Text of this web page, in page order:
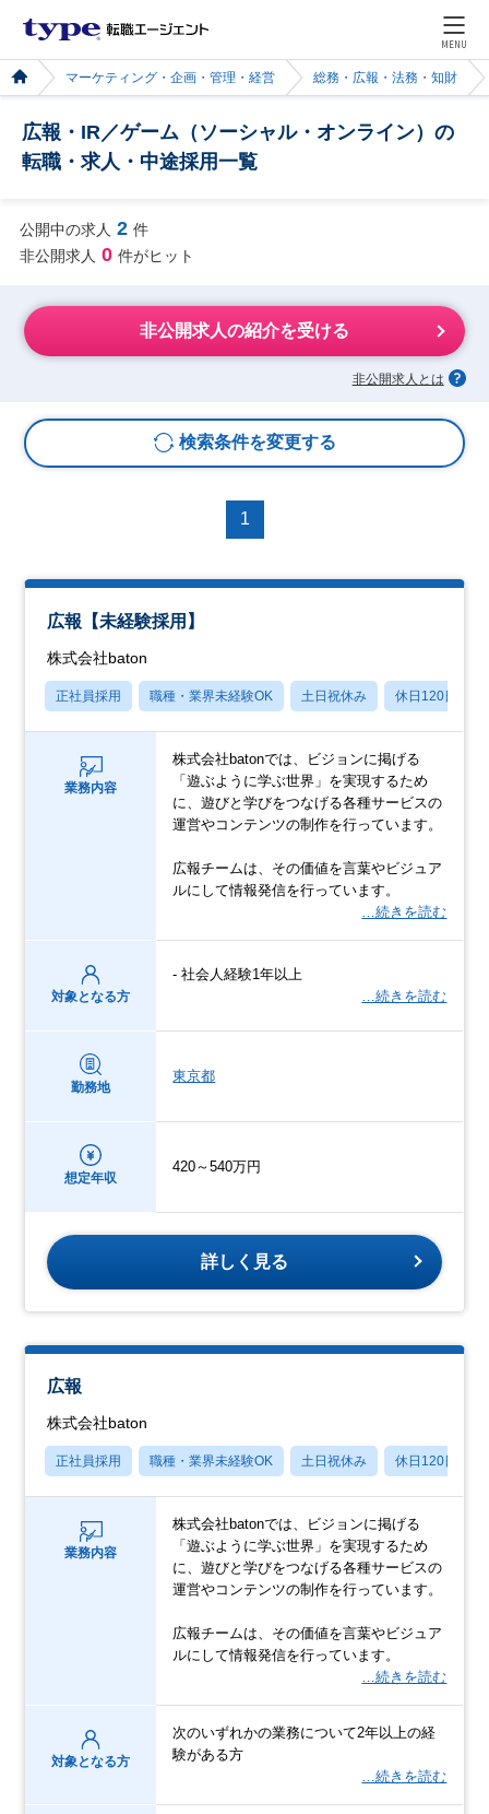
MENU
マーケティング・企画・管理・経営 総務・広報・法務・知財
広報・IR／ゲーム（ソーシャル・オンライン）の
転職・求人・中途採用一覧
公開中の求人 2 件
非公開求人 0 件がヒット
非公開求人の紹介を受ける
非公開求人とは
検索条件を変更する
1
広報【未経験採用】
株式会社baton
正社員採用 職種・業界未経験OK 土日祝休み 休日120日以上
業務内容
株式会社batonでは、ビジョンに掲げる
「遊ぶように学ぶ世界」を実現するため
に、遊びと学びをつなげる各種サービスの
運営やコンテンツの制作を行っています。
広報チームは、その価値を言葉やビジュア
ルにして情報発信を行っています。
…続きを読む
対象となる方
- 社会人経験1年以上
…続きを読む
勤務地
東京都
想定年収
420～540万円
詳しく見る
広報
株式会社baton
正社員採用 職種・業界未経験OK 土日祝休み 休日120日以上
業務内容
株式会社batonでは、ビジョンに掲げる
「遊ぶように学ぶ世界」を実現するため
に、遊びと学びをつなげる各種サービスの
運営やコンテンツの制作を行っています。
広報チームは、その価値を言葉やビジュア
ルにして情報発信を行っています。
…続きを読む
対象となる方
次のいずれかの業務について2年以上の経
験がある方
…続きを読む